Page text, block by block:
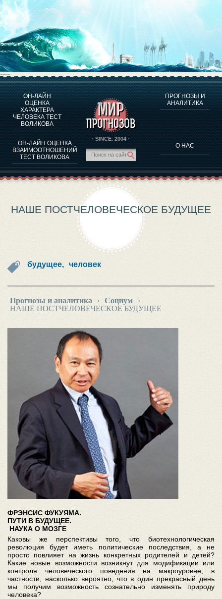
----
ОН-ЛАЙН
ОЦЕНКА
ХАРАКТЕРА
ЧЕЛОВЕКА ТЕСТ
ВОЛИКОВА
ОН-ЛАЙН ОЦЕНКА
ВЗАИМООТНОШЕНИЙ
ТЕСТ ВОЛИКОВА
· SINCE. 2004 ·
ПРОГНОЗЫ И
АНАЛИТИКА
О НАС
О ПРОГРАММЕ
ОЦЕНКА ХАРАКТЕРA ЧЕЛОВЕКА
ОЦЕНКА ХАРАКТЕРА ВЫДАЮЩИХСЯ ЛИЧНОСТЕЙ
О ПРОГРАММЕ
ТЕСТ НА СОВМЕСТИМОСТЬ ВОЛИКОВА
ПРОГНОЗЫ И АНАЛИТИКА
НАШЕ ПОСТЧЕЛОВЕЧЕСКОЕ БУДУЩЕЕ
будущее, человек
Прогнозы и аналитика › Социум
›
НАШЕ ПОСТЧЕЛОВЕЧЕСКОЕ БУДУЩЕЕ
ФРЭНСИС ФУКУЯМА.
ПУТИ В БУДУЩЕЕ.
НАУКА О МОЗГЕ
Каковы же перспективы того, что биотехнологическая
революция будет иметь политические последствия, а не
просто повлияет на жизнь конкретных родителей и детей?
Какие новые возможности возникнут для модификации или
контроля человеческого поведения на макроуровне; в
частности, насколько вероятно, что в один прекрасный день
мы получим возможность сознательно изменять природу
человека?